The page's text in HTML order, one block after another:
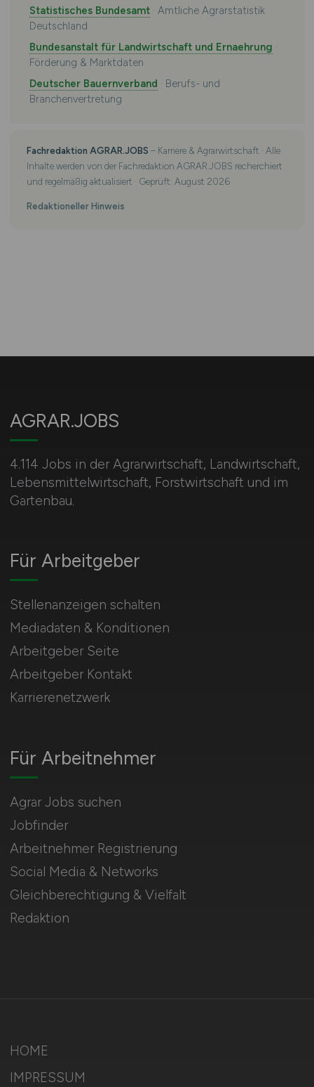
Statistisches Bundesamt· Amtliche Agrarstatistik
Deutschland
Bundesanstalt für Landwirtschaft und Ernaehrung ·
Förderung & Marktdaten
Deutscher Bauernverband · Berufs- und
Branchenvertretung
Fachredaktion AGRAR.JOBS – Karriere & Agrarwirtschaft · Alle
Inhalte werden von der Fachredaktion AGRAR.JOBS recherchiert
und regelmäßig aktualisiert · Geprüft: August 2026
Redaktioneller Hinweis
AGRAR.JOBS
4.114 Jobs in der Agrarwirtschaft, Landwirtschaft,
Lebensmittelwirtschaft, Forstwirtschaft und im
Gartenbau.
Für Arbeitnehmer
Agrar Jobs suchen
Jobfinder
Arbeitnehmer Registrierung
Social Media & Networks
Gleichberechtigung & Vielfalt
Redaktion
Für Arbeitgeber
Stellenanzeigen schalten
Mediadaten & Konditionen
Arbeitgeber Seite
Arbeitgeber Kontakt
Karrierenetzwerk
HOME
IMPRESSUM